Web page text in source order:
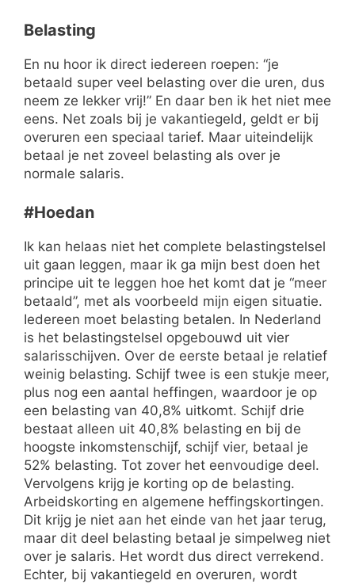
Belasting
En nu hoor ik direct iedereen roepen: “je
betaald super veel belasting over die uren, dus
neem ze lekker vrij!” En daar ben ik het niet mee
eens. Net zoals bij je vakantiegeld, geldt er bij
overuren een speciaal tarief. Maar uiteindelijk
betaal je net zoveel belasting als over je
normale salaris.
#Hoedan
Ik kan helaas niet het complete belastingstelsel
uit gaan leggen, maar ik ga mijn best doen het
principe uit te leggen hoe het komt dat je “meer
betaald”, met als voorbeeld mijn eigen situatie.
Iedereen moet belasting betalen. In Nederland
is het belastingstelsel opgebouwd uit vier
salarisschijven. Over de eerste betaal je relatief
weinig belasting. Schijf twee is een stukje meer,
plus nog een aantal heffingen, waardoor je op
een belasting van 40,8% uitkomt. Schijf drie
bestaat alleen uit 40,8% belasting en bij de
hoogste inkomstenschijf, schijf vier, betaal je
52% belasting. Tot zover het eenvoudige deel.
Vervolgens krijg je korting op de belasting.
Arbeidskorting en algemene heffingskortingen.
Dit krijg je niet aan het einde van het jaar terug,
maar dit deel belasting betaal je simpelweg niet
over je salaris. Het wordt dus direct verrekend.
Echter, bij vakantiegeld en overuren, wordt